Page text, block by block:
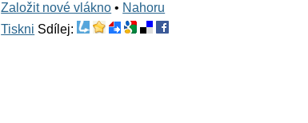
Založit nové vlákno • Nahoru
Tiskni Sdílej: